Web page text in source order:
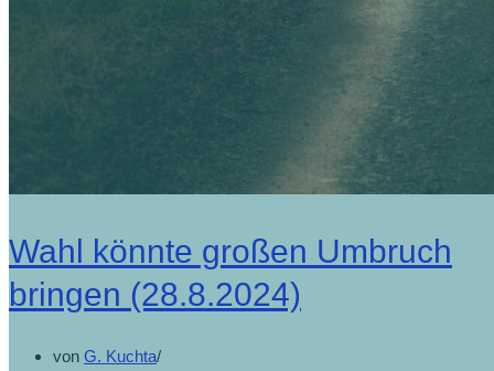
Wahl könnte großen Umbruch
bringen (28.8.2024)
von G. Kuchta